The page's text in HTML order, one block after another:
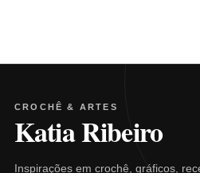
CROCHÊ & ARTES
Katia Ribeiro
Inspirações em crochê, gráficos,